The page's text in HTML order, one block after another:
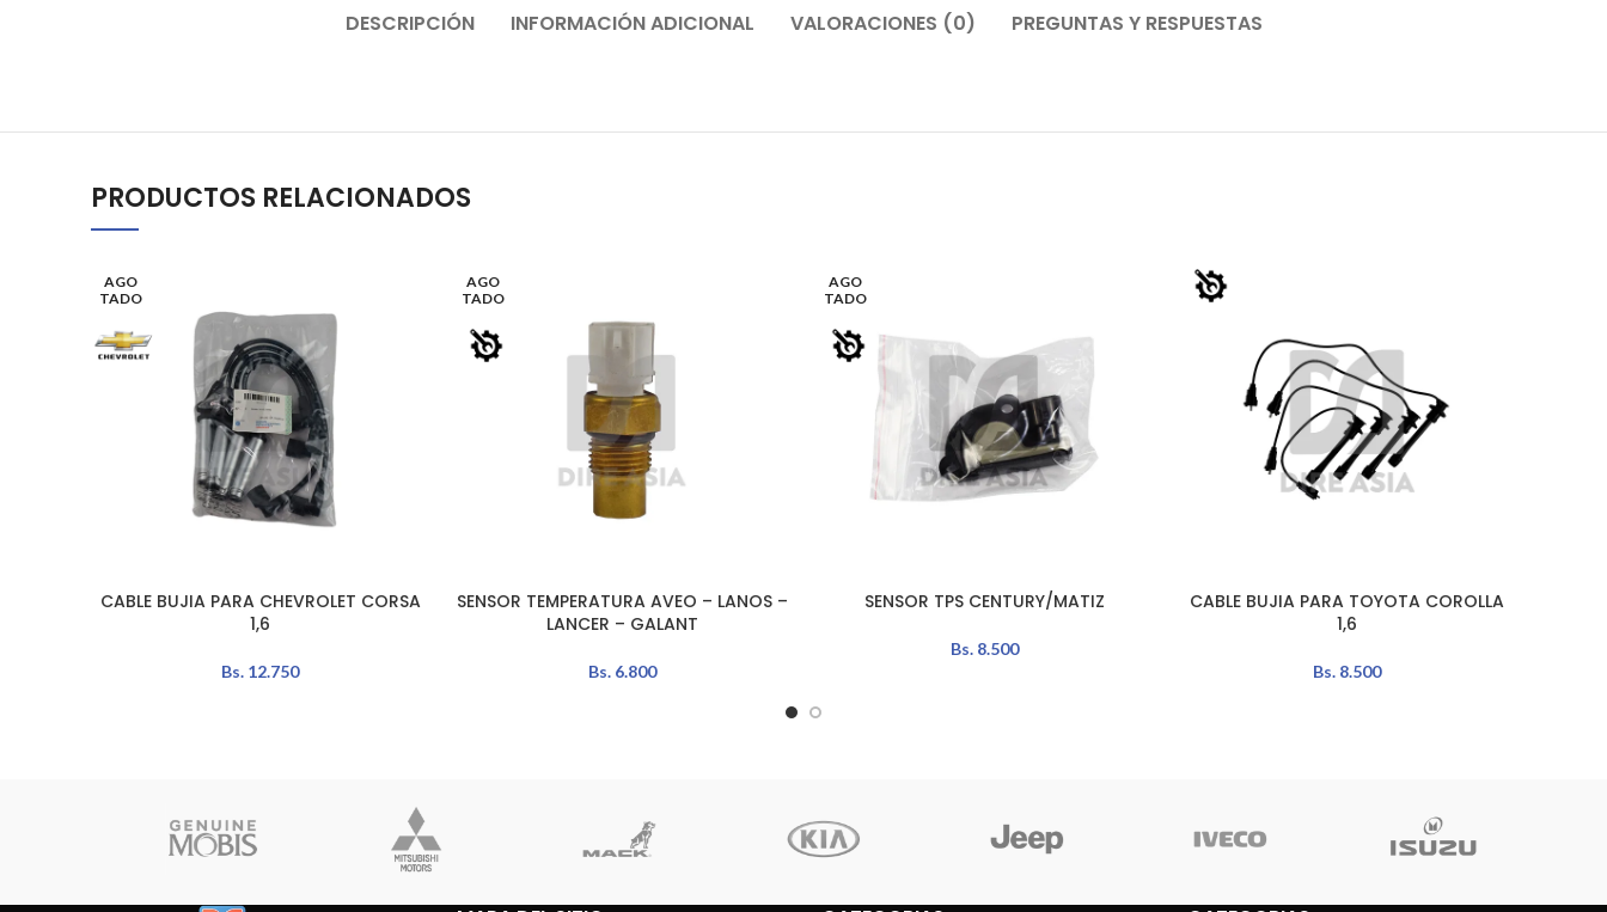
DESCRIPCIÓN INFORMACIÓN ADICIONAL VALORACIONES (0) PREGUNTAS Y RESPUESTAS
PRODUCTOS RELACIONADOS
AGO
TADO
LEER MÁS
CABLE BUJIA PARA CHEVROLET CORSA
1,6
Bs. 12.750
AGO
TADO
LEER MÁS
SENSOR TEMPERATURA AVEO – LANOS –
LANCER – GALANT
Bs. 6.800
AGO
TADO
LEER MÁSSENSOR TPS CENTURY/MATIZ
Bs. 8.500
AÑADIR AL CARRITO
CABLE BUJIA PARA TOYOTA COROLLA
1,6
Bs. 8.500